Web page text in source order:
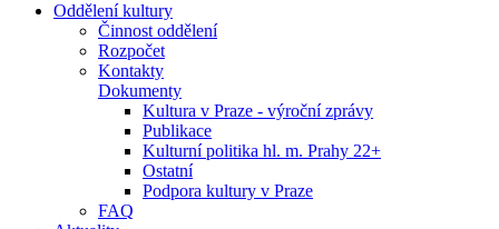
Oddělení kultury
Činnost oddělení
Rozpočet
Kontakty
Dokumenty
Kultura v Praze - výroční zprávy
Publikace
Kulturní politika hl. m. Prahy 22+
Ostatní
Podpora kultury v Praze
FAQ